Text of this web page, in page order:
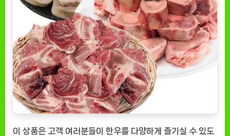
이 상품은 고객 여러분들이 한우를 다양하게 즐기실 수 있도